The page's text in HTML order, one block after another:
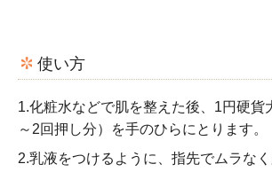
使い方
1.化粧水などで肌を整えた後、1円硬貨
～2回押し分）を手のひらにとります。
2.乳液をつけるように、指先でムラな